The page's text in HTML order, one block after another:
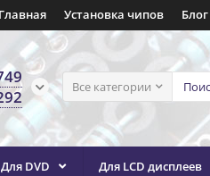
Главная Установка чипов Блог
Все категории
Для DVD Для LCD дисплеев